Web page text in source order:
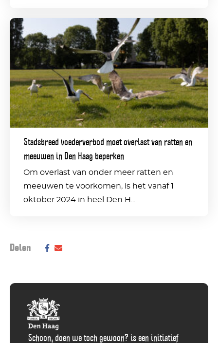
Stadsbreed
voederverbod
moet
overlast
van
ratten
en
meeuwen
Haag
Stadsbreed voederverbod moet overlast van ratten en
meeuwen in Den Haag beperken
Om overlast van onder meer ratten en
meeuwen te voorkomen, is het vanaf 1
oktober 2024 in heel Den H...
Delen Deel
Facebook
Delen
E-
Schoon, doen we toch gewoon? is een initiatief